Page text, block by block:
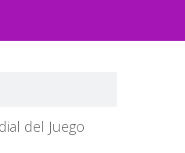
del Juego